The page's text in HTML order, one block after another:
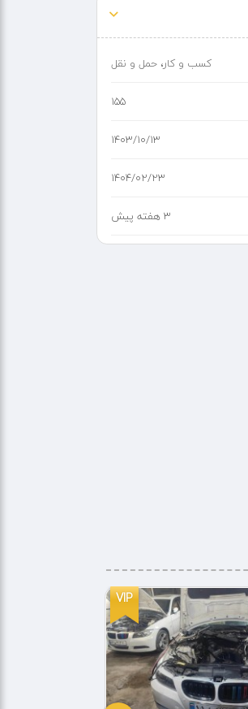
کسب و کار،حمل و نقل
155
۱۴۰۳/۱۰/۱۳
۱۴۰۴/۰۲/۲۳
3 هفته پیش
VIP